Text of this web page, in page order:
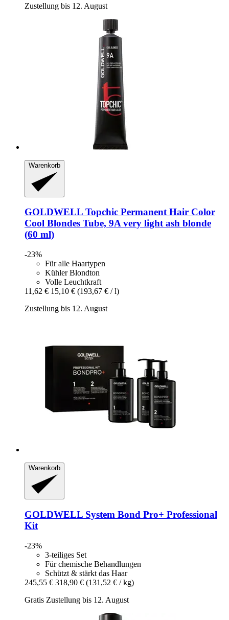
Zustellung bis 12. August
Warenkorb
GOLDWELL Topchic Permanent Hair Color
Cool Blondes Tube, 9A very light ash blonde
(60 ml)
-23%
Für alle Haartypen
Kühler Blondton
Volle Leuchtkraft
11,62 € 15,10 € (193,67 € / l)
Zustellung bis 12. August
Warenkorb
GOLDWELL System Bond Pro+ Professional
Kit
-23%
3-teiliges Set
Für chemische Behandlungen
Schützt & stärkt das Haar
245,55 € 318,90 € (131,52 € / kg)
Gratis Zustellung bis 12. August